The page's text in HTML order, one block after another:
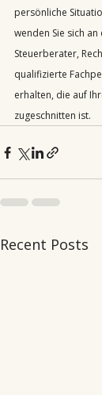
persönliche
wenden Sie sich
Steuerberater,
qualifizierte
erhalten, die auf
zugeschnitten ist.
Recent Posts